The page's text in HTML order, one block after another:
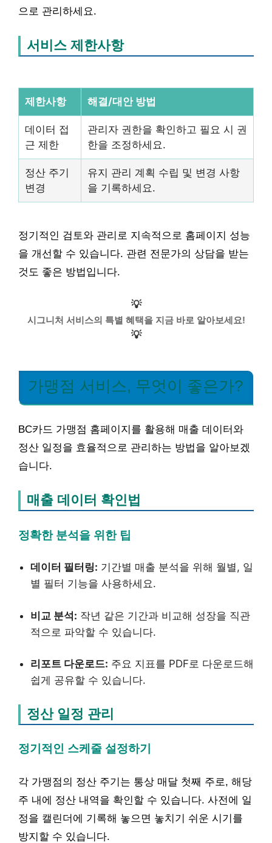
으로 관리하세요.
서비스 제한사항
제한사항 해결/대안 방법
데이터 접
근 제한
관리자 권한을 확인하고 필요 시 권
한을 조정하세요.
정산 주기
변경
유지 관리 계획 수립 및 변경 사항
을 기록하세요.
정기적인 검토와 관리로 지속적으로 홈페이지 성능
을 개선할 수 있습니다. 관련 전문가의 상담을 받는
것도 좋은 방법입니다.
💡
시그니처 서비스의 특별 혜택을 지금 바로 알아보세요!
💡
가맹점 서비스, 무엇이 좋은가?
BC카드 가맹점 홈페이지를 활용해 매출 데이터와
정산 일정을 효율적으로 관리하는 방법을 알아보겠
습니다.
매출 데이터 확인법
정확한 분석을 위한 팁
데이터 필터링: 기간별 매출 분석을 위해 월별, 일
별 필터 기능을 사용하세요.
비교 분석: 작년 같은 기간과 비교해 성장을 직관
적으로 파악할 수 있습니다.
리포트 다운로드: 주요 지표를 PDF로 다운로드해
쉽게 공유할 수 있습니다.
정산 일정 관리
정기적인 스케줄 설정하기
각 가맹점의 정산 주기는 통상 매달 첫째 주로, 해당
주 내에 정산 내역을 확인할 수 있습니다. 사전에 일
정을 캘린더에 기록해 놓으면 놓치기 쉬운 시기를
방지할 수 있습니다.